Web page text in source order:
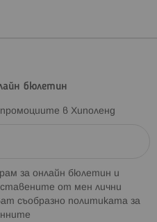
бюлетин
в Хиполенд
за онлайн бюлетин и
от мен лични
съобразно политиката за